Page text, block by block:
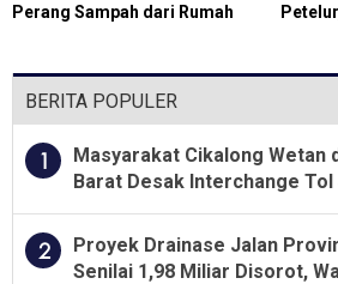
Perang Sampah dari Rumah
BERITA POPULER
1
Masyarakat Cikalong Wetan
Barat Desak Interchange Tol
2
Proyek Drainase Jalan
Senilai 1,98 Miliar Disorot,